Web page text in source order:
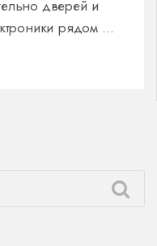
дверей и
рядом с
отдыха. Эти